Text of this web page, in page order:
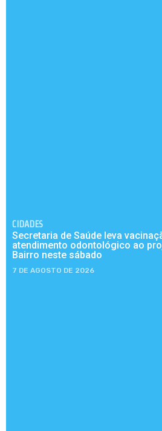
CIDADES
Secretaria de Saúde leva
atendimento odontológico ao
Bairro neste sábado
7 DE AGOSTO DE 2026